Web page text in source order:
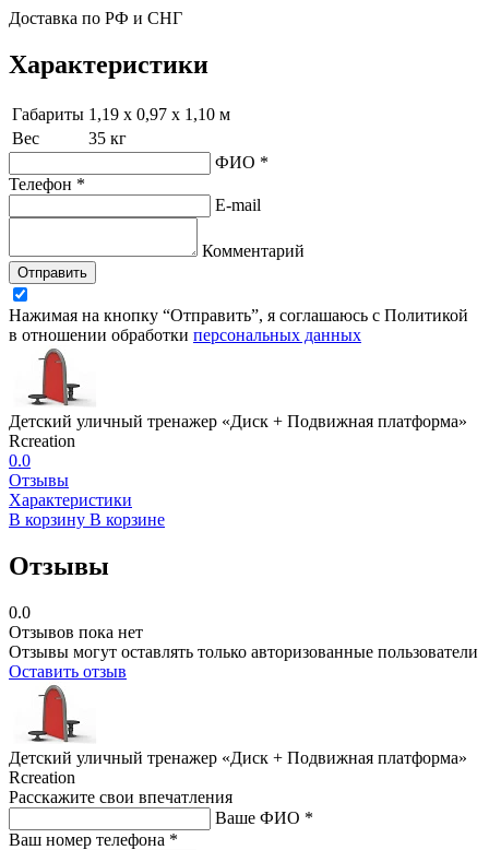
Доставка по РФ и СНГ
Характеристики
Габариты 1,19 х 0,97 х 1,10 м
Вес
35 кг
ФИО *
Телефон *
E-mail
Комментарий
Отправить
Нажимая на кнопку “Отправить”, я соглашаюсь с Политикой
в отношении обработки персональных данных
Детский уличный тренажер «Диск + Подвижная платформа»
Rcreation
0.0
Отзывы
Характеристики
В корзину В корзине
Отзывы
0.0
Отзывов пока нет
Отзывы могут оставлять только авторизованные пользователи
Оставить отзыв
Детский уличный тренажер «Диск + Подвижная платформа»
Rcreation
Расскажите свои впечатления
Ваше ФИО *
Ваш номер телефона *